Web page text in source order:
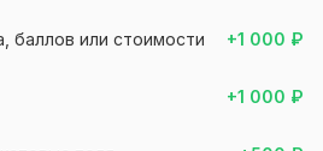
результатом или формой заявки
устройства
баллов или стоимости +1 000 ₽
+1 000 ₽